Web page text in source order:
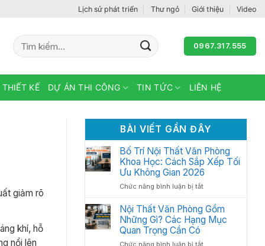
Lịch sử phát triển Thư ngỏ Giới thiệu Video
Tìm
kiếm:
0967.317.555
KẾ DỰ ÁN THI CÔNG TIN TỨC LIÊN HỆ
giảm rõ
khí, hỗ
nổi lên
BÀI VIẾT GẦN ĐÂY
Bố Trí Nội Thất Văn Phòng
Khoa Học: Cách Sắp Xếp Tối
Ưu Không Gian 2026
Chức năng bình luận bị tắtở
Trí
Nội
Thất
Nội Thất Văn Phòng Gồm
Những Gì? Các Hạng Mục
Quan Trọng Cần Có
Chức năng bình luận bị tắtở